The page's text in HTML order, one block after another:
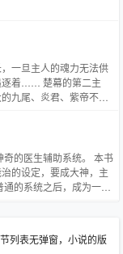
一旦主人的魂力无法供
逐着…… 楚幕的第二主
九尾、炎君、紫帝不断
形魂宠：一位被世人称
多年
的医生辅助系统。 本书
的设定，要成大神，主
的系统之后，成为一名
列表无弹窗，小说的版